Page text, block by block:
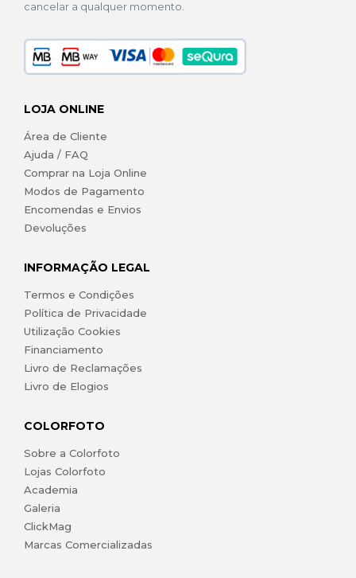
cancelar a qualquer momento.
LOJA ONLINE
Área de Cliente
Ajuda / FAQ
Comprar na Loja Online
Modos de Pagamento
Encomendas e Envios
Devoluções
INFORMAÇÃO LEGAL
Termos e Condições
Política de Privacidade
Utilização Cookies
Financiamento
Livro de Reclamações
Livro de Elogios
COLORFOTO
Sobre a Colorfoto
Lojas Colorfoto
Academia
Galeria
ClickMag
Marcas Comercializadas